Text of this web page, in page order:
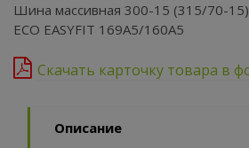
Шина массивная 300-15 (315/70-
ECO EASYFIT 169A5/160A5
Скачать карточку товара в
Описание